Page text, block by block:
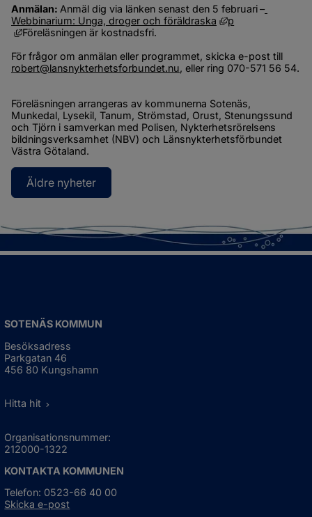
Anmälan: Anmäl dig via länken senast den 5 februari–
Webbinarium: Unga, droger och föräldraska
Länk till annan
p
Länk till annan webbplats, öppnas i nytt fönster.
Föreläsningen är kostnadsfri.
robert@lansnykterhetsforbundet.nu, eller ring 070-571 56 54.
Föreläsningen arrangeras av kommunerna Sotenäs,
Munkedal, Lysekil, Tanum, Strömstad, Orust, Stenungssund
och Tjörn i samverkan med Polisen, Nykterhetsrörelsens
bildningsverksamhet (NBV) och Länsnykterhetsförbundet
Västra Götaland.
Äldre nyheter
SOTENÄS KOMMUN
Besöksadress
Parkgatan 46
456 80 Kungshamn
Hitta hit
Organisationsnummer:
212000-1322
KONTAKTA KOMMUNEN
Telefon: 0523-66 40 00
Skicka e-post